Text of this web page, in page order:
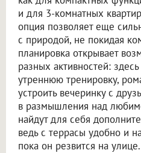
и для 3-комнатных
опция позволяет еще
с природой, не покидая
планировка открывает
разных активностей:
утреннюю тренировку,
устроить вечеринку с
в размышления над
найдут для себя
ведь с террасы удобно и
пока он резвится на улице.